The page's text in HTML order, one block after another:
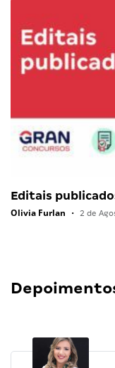
Editais
Olivia Furlan • 2 de